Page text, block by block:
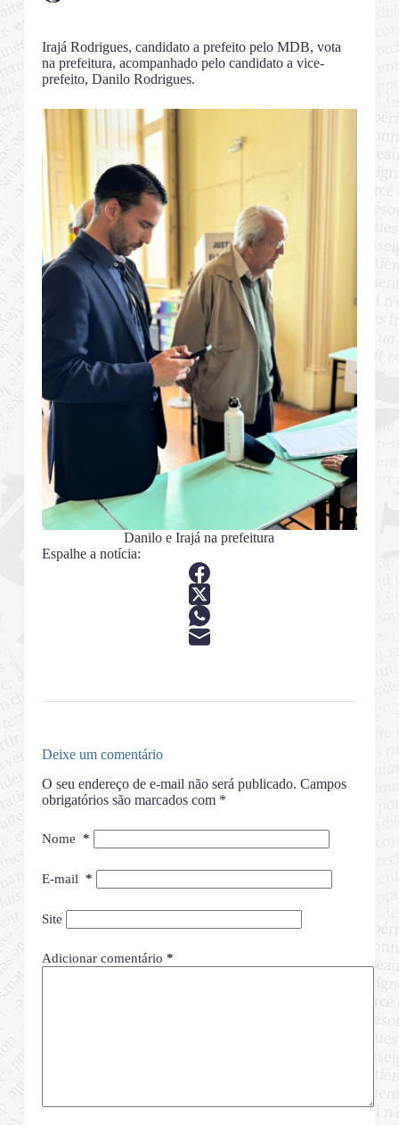
Irajá Rodrigues, candidato a prefeito pelo MDB, vota
na prefeitura, acompanhado pelo candidato a vice-
prefeito, Danilo Rodrigues.
Danilo e Irajá na prefeitura
Espalhe a notícia:
Deixe um comentário
O seu endereço de e-mail não será publicado. Campos
obrigatórios são marcados com *
Nome *
E-mail *
Site
Adicionar comentário *